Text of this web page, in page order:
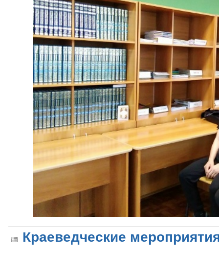
Краеведческие